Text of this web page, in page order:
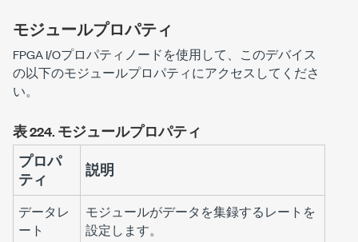
モジュールプロパティ
FPGA I/Oプロパティノードを使用して、このデバイス
の以下のモジュールプロパティにアクセスしてくださ
い。
表 224. モジュールプロパティ
プロパ
ティ
説明
データレ
ート
モジュールがデータを集録するレートを
設定します。